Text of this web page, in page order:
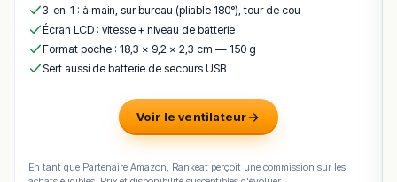
3-en-1 : à main, sur bureau (pliable 180°), tour de cou
Écran LCD : vitesse + niveau de batterie
Format poche : 18,3 × 9,2 × 2,3 cm — 150 g
Sert aussi de batterie de secours USB
Voir le ventilateur
En tant que Partenaire Amazon, Rankeat perçoit une commission sur les